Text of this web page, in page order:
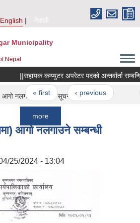
English
नेपाली
Municipality
Nepal
||सहायक कम्प्युटर अपरेटर पदको अन्तर्वार्ता सम्बन्धि
Pages
« first ‹ previous …
आगो नलगाउने सम्बन्धी सूचना |
आगो नलगाउने सम्बन्धी
25/2024 - 13:04